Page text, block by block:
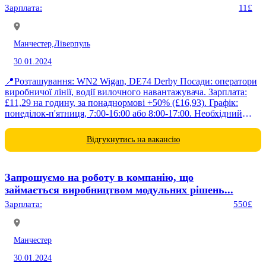
Зарплата: 11£
Манчестер, Ліверпуль
30.01.2024
📍Розташування: WN2 Wigan, DE74 Derby Посади: оператори
виробничої лінії, водії вилочного навантажувача. Зарплата:
£11,29 на годину, за понаднормові +50% (£16,93). Графік:
понеділок-п'ятниця, 7:00-16:00 або 8:00-17:00. Необхідний
Оператори...
Відгукнутись на вакансію
Запрошуємо на роботу в компанію, що
займається виробництвом модульних рішень...
Зарплата: 550£
Манчестер
30.01.2024